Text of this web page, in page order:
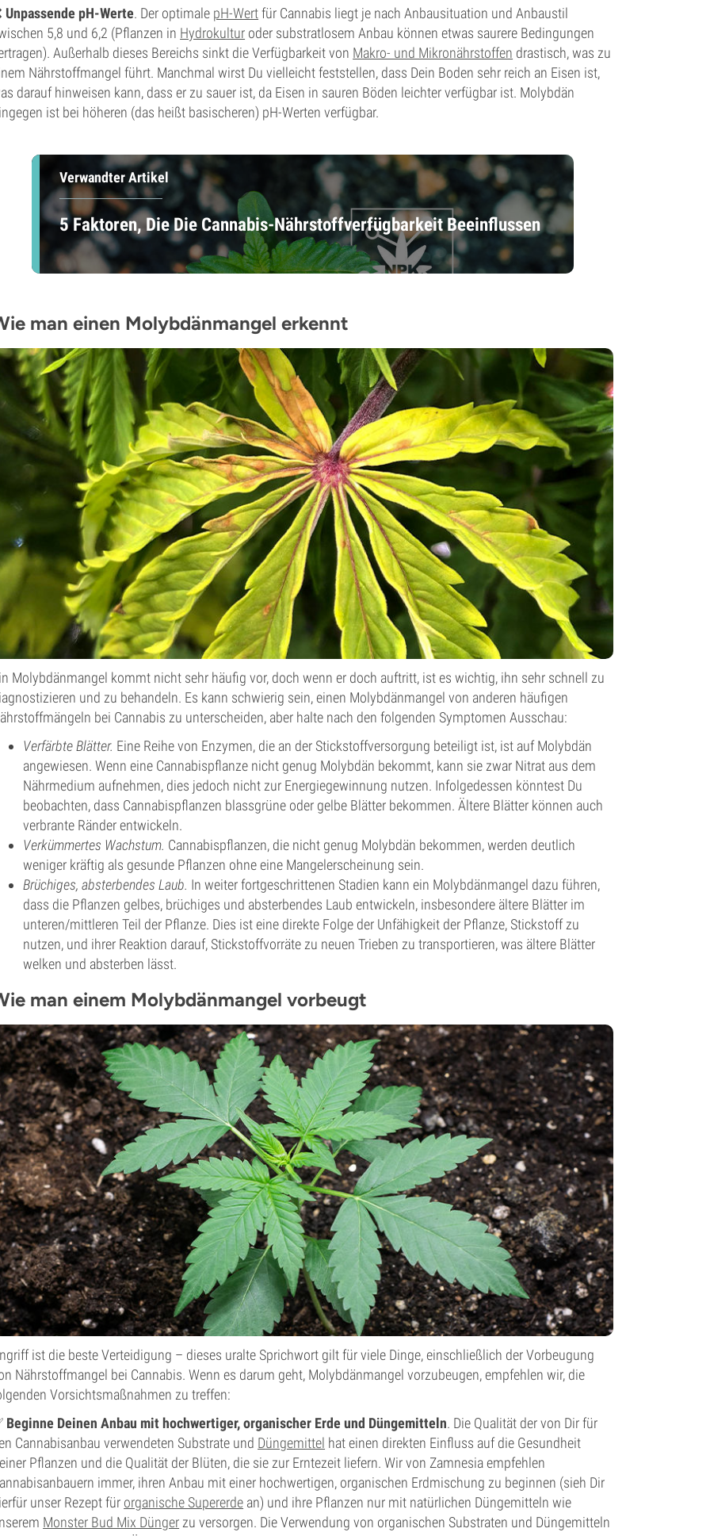
Unpassende pH-Werte. Der optimale pH-Wertfür Cannabis liegt je nach Anbausituation und Anbaustil
5,8 und 6,2 (Pflanzen in Hydrokultur oder substratlosem Anbau können etwas saurere Bedingungen
Außerhalb dieses Bereichs sinkt die Verfügbarkeit von Makro- und Mikronährstoffen drastisch, was zu
Nährstoffmangel führt. Manchmal wirst Du vielleicht feststellen, dass Dein Boden sehr reich an Eisen ist,
darauf hinweisen kann, dass er zu sauer ist, da Eisen in sauren Böden leichter verfügbar ist. Molybdän
ist bei höheren (das heißt basischeren) pH-Werten verfügbar.
Verwandter Artikel
5 Faktoren, Die Die Cannabis-Nährstoffverfügbarkeit Beeinflussen
man einen Molybdänmangel erkennt
Molybdänmangel kommt nicht sehr häufig vor, doch wenn er doch auftritt, ist es wichtig, ihn sehr schnell zu
und zu behandeln. Es kann schwierig sein, einen Molybdänmangel von anderen häufigen
bei Cannabis zu unterscheiden, aber halte nach den folgenden Symptomen Ausschau:
Verfärbte Blätter. Eine Reihe von Enzymen, die an der Stickstoffversorgung beteiligt ist, ist auf Molybdän
angewiesen. Wenn eine Cannabispflanze nicht genug Molybdän bekommt, kann sie zwar Nitrat aus dem
Nährmedium aufnehmen, dies jedoch nicht zur Energiegewinnung nutzen. Infolgedessen könntest Du
beobachten, dass Cannabispflanzen blassgrüne oder gelbe Blätter bekommen. Ältere Blätter können auch
verbrante Ränder entwickeln.
Verkümmertes Wachstum. Cannabispflanzen, die nicht genug Molybdän bekommen, werden deutlich
weniger kräftig als gesunde Pflanzen ohne eine Mangelerscheinung sein.
Brüchiges, absterbendes Laub. In weiter fortgeschrittenen Stadien kann ein Molybdänmangel dazu führen,
dass die Pflanzen gelbes, brüchiges und absterbendes Laub entwickeln, insbesondere ältere Blätter im
unteren/mittleren Teil der Pflanze. Dies ist eine direkte Folge der Unfähigkeit der Pflanze, Stickstoff zu
nutzen, und ihrer Reaktion darauf, Stickstoffvorräte zu neuen Trieben zu transportieren, was ältere Blätter
welken und absterben lässt.
man einem Molybdänmangel vorbeugt
ist die beste Verteidigung – dieses uralte Sprichwort gilt für viele Dinge, einschließlich der Vorbeugung
Nährstoffmangel bei Cannabis. Wenn es darum geht, Molybdänmangel vorzubeugen, empfehlen wir, die
Vorsichtsmaßnahmen zu treffen:
Beginne Deinen Anbau mit hochwertiger, organischer Erde und Düngemitteln. Die Qualität der von Dir für
Cannabisanbau verwendeten Substrate und Düngemittel hat einen direkten Einfluss auf die Gesundheit
Pflanzen und die Qualität der Blüten, die sie zur Erntezeit liefern. Wir von Zamnesia empfehlen
immer, ihren Anbau mit einer hochwertigen, organischen Erdmischung zu beginnen (sieh Dir
unser Rezept für organische Supererde an) und ihre Pflanzen nur mit natürlichen Düngemitteln wie
Monster Bud Mix Dünger zu versorgen. Die Verwendung von organischen Substraten und Düngemitteln